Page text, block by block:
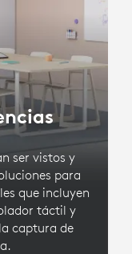
ser vistos y
para
que incluyen
táctil y
captura de